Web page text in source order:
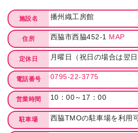
施設名 播州織工房館
住所 西脇市西脇452-1 MAP
定休日 月曜日（祝日の場合は翌日
電話番号 0795-22-3775
営業時間 10：00～17：00
駐車場 西脇TMOの駐車場を利用